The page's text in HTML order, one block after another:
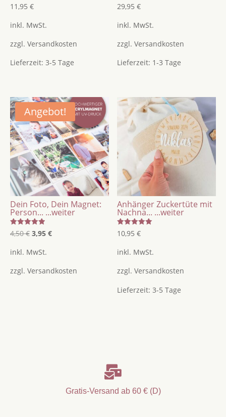
Bewertet
mit
von 5
11,95 €
inkl. MwSt.
zzgl. Versandkosten
Lieferzeit: 3-5 Tage
Bewertet
mit
von 5
29,95€
inkl. MwSt.
zzgl.Versandkosten
Lieferzeit: 1-3 Tage
Angebot!
Dein Foto, Dein Magnet:
Person... ...weiter
Bewertet
mit
von 5
4,50€ Ursprünglicher
4,50 €
3,95 €Aktueller
3,95 €.
inkl. MwSt.
zzgl. Versandkosten
Anhänger Zuckertüte mit
Nachna... ...weiter
Bewertet
mit
von 5
10,95€
inkl. MwSt.
zzgl.Versandkosten
Lieferzeit:3-5 Tage

Gratis-Versand ab 60 € (D)